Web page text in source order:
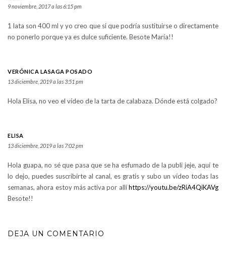
9 noviembre, 2017 a las 6:15 pm
1 lata son 400 ml y yo creo que si que podría sustituirse o directamente
no ponerlo porque ya es dulce suficiente. Besote María!!
VERÓNICA LASAGA POSADO
13 diciembre, 2019 a las 3:51 pm
Hola Elisa, no veo el vídeo de la tarta de calabaza. Dónde está colgado?
ELISA
13 diciembre, 2019 a las 7:02 pm
Hola guapa, no sé que pasa que se ha esfumado de la publi jeje, aquí te
lo dejo, puedes suscribirte al canal, es gratis y subo un vídeo todas las
semanas, ahora estoy más activa por allíhttps://youtu.be/zRiA4QiKAVg
Besote!!
DEJA UN COMENTARIO